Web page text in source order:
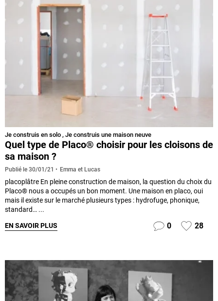
Je construis en solo , Je construis une maison neuve
Quel type de Placo® choisir pour les cloisons de
sa maison ?
Publié le 30/01/21 Emma et Lucas
placoplâtre En pleine construction de maison, la question du choix du
Placo® nous a occupés un bon moment. Une maison en placo, oui
mais il existe sur le marché plusieurs types : hydrofuge, phonique,
standard… ...
EN SAVOIR PLUS 0 28